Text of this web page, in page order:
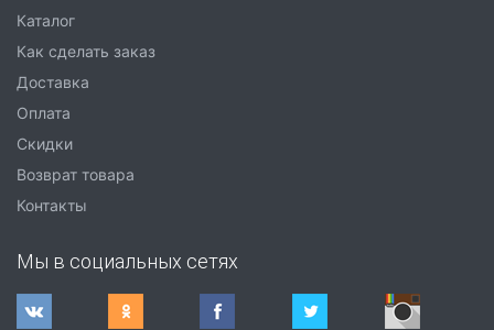
Каталог
Как сделать заказ
Доставка
Оплата
Скидки
Возврат товара
Контакты
Мы в социальных сетях